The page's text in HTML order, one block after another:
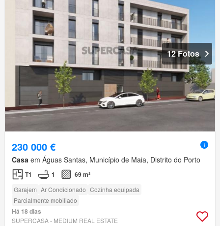
12 Fotos
230 000 €
Casa em Águas Santas, Município de Maia, Distrito do Porto
T1 1 69 m²
Garajem Ar Condicionado Cozinha equipada
Parcialmente mobiliado
Há 18 dias
SUPERCASA - MEDIUM REAL ESTATE